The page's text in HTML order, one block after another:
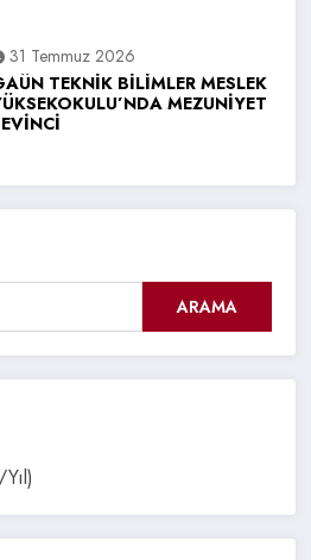
31 Temmuz 2026
TEKNİK BİLİMLER MESLEK
MEZUNİYET
ARAMA